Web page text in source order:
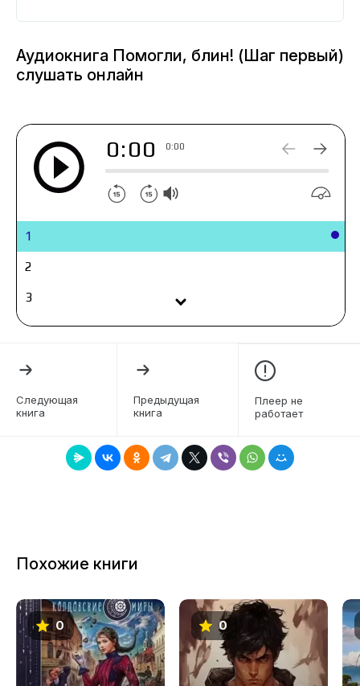
Теперь ему предстоит научиться жить заново:
прошлое и как-то уживаться с собственным
шоком. Что это – шанс на новую жизнь или
И это только шаг первый.
Аудиокнига Помогли, блин! (Шаг первый)
слушать онлайн
0:00 0:00
1
2
3
4
7
12
13
14
15
Следующая
книга
Предыдущая
книга
Плеер не
работает
Похожие книги
0 0